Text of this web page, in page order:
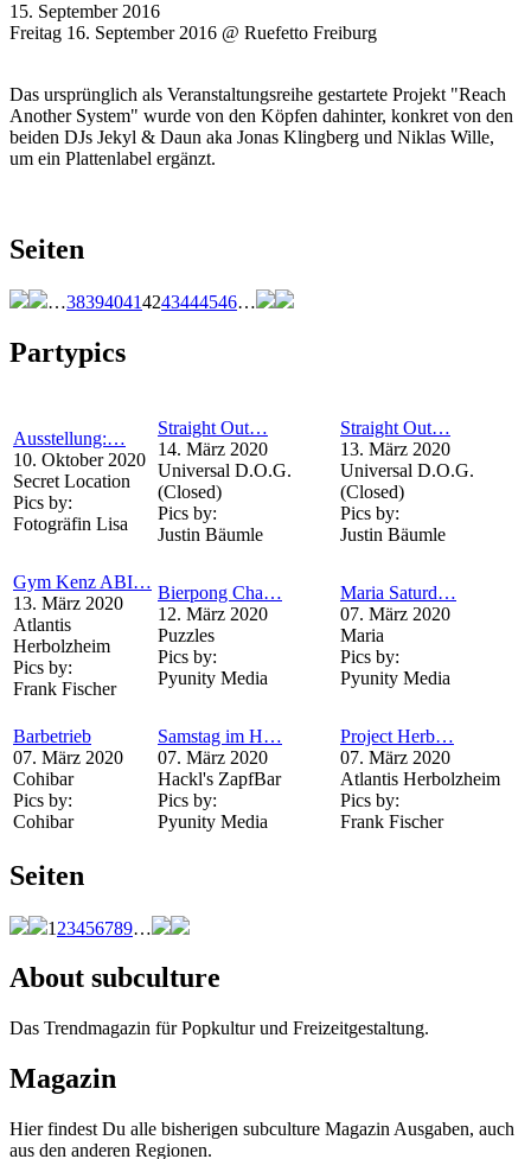
15. September 2016
Freitag 16. September 2016 @ Ruefetto Freiburg
Das ursprünglich als Veranstaltungsreihe gestartete Projekt "Reach
Another System" wurde von den Köpfen dahinter, konkret von den
beiden DJs Jekyl & Daun aka Jonas Klingberg und Niklas Wille,
um ein Plattenlabel ergänzt.
Seiten
…383940414243444546…
Partypics
Ausstellung:…
10. Oktober 2020
Secret Location
Pics by:
Fotogräfin Lisa
Straight Out…
14. März 2020
Universal D.O.G.
(Closed)
Pics by:
Justin Bäumle
Straight Out…
13. März 2020
Universal D.O.G.
(Closed)
Pics by:
Justin Bäumle
Gym Kenz ABI…
13. März 2020
Atlantis
Herbolzheim
Pics by:
Frank Fischer
Bierpong Cha…
12. März 2020
Puzzles
Pics by:
Pyunity Media
Maria Saturd…
07. März 2020
Maria
Pics by:
Pyunity Media
Barbetrieb
07. März 2020
Cohibar
Pics by:
Cohibar
Samstag im H…
07. März 2020
Hackl's ZapfBar
Pics by:
Pyunity Media
Project Herb…
07. März 2020
Atlantis Herbolzheim
Pics by:
Frank Fischer
Seiten
1 23456789…
About subculture
Das Trendmagazin für Popkultur und Freizeitgestaltung.
Magazin
Hier findest Du alle bisherigen subculture Magazin Ausgaben, auch
aus den anderen Regionen.